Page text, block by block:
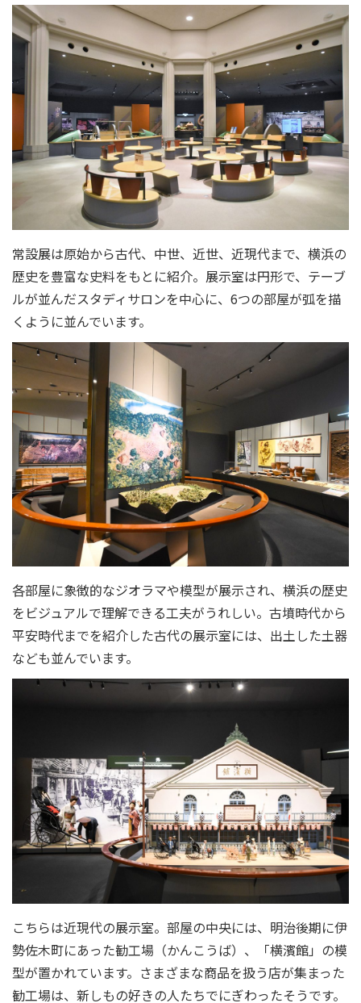
常設展は原始から古代、中世、近世、近現代まで、横浜の
歴史を豊富な史料をもとに紹介。展示室は円形で、テーブ
ルが並んだスタディサロンを中心に、6つの部屋が弧を描
くように並んでいます。
各部屋に象徴的なジオラマや模型が展示され、横浜の歴史
をビジュアルで理解できる工夫がうれしい。古墳時代から
平安時代までを紹介した古代の展示室には、出土した土器
なども並んでいます。
こちらは近現代の展示室。部屋の中央には、明治後期に伊
勢佐木町にあった勧工場（かんこうば）、「横濱館」の模
型が置かれています。さまざまな商品を扱う店が集まった
勧工場は、新しもの好きの人たちでにぎわったそうです。